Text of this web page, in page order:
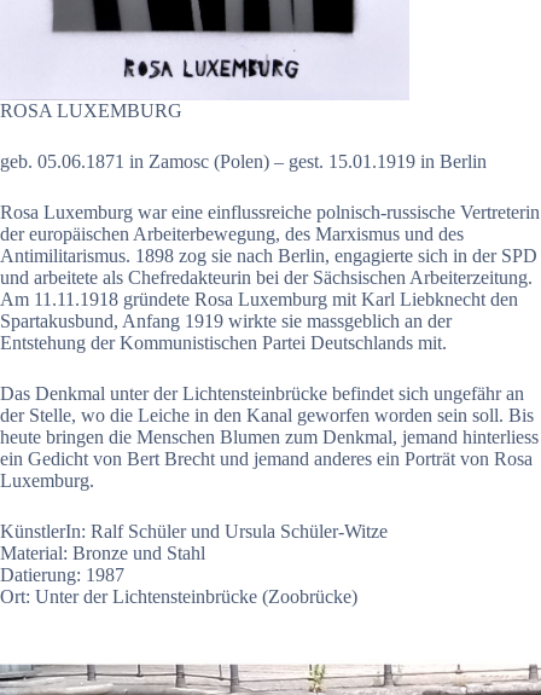
ROSA LUXEMBURG
geb. 05.06.1871 in Zamosc (Polen) – gest. 15.01.1919 in Berlin
Rosa Luxemburg war eine einflussreiche polnisch-russische Vertreterin
der europäischen Arbeiterbewegung, des Marxismus und des
Antimilitarismus. 1898 zog sie nach Berlin, engagierte sich in der SPD
und arbeitete als Chefredakteurin bei der Sächsischen Arbeiterzeitung.
Am 11.11.1918 gründete Rosa Luxemburg mit Karl Liebknecht den
Spartakusbund, Anfang 1919 wirkte sie massgeblich an der
Entstehung der Kommunistischen Partei Deutschlands mit.
Das Denkmal unter der Lichtensteinbrücke befindet sich ungefähr an
der Stelle, wo die Leiche in den Kanal geworfen worden sein soll. Bis
heute bringen die Menschen Blumen zum Denkmal, jemand hinterliess
ein Gedicht von Bert Brecht und jemand anderes ein Porträt von Rosa
Luxemburg.
KünstlerIn: Ralf Schüler und Ursula Schüler-Witze
Material: Bronze und Stahl
Datierung: 1987
Ort: Unter der Lichtensteinbrücke (Zoobrücke)